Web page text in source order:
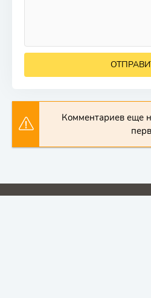
Комментариев еще